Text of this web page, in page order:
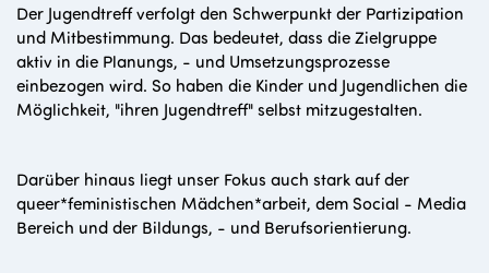
Der Jugendtreff verfolgt den Schwerpunkt der Partizipation
und Mitbestimmung. Das bedeutet, dass die Zielgruppe
aktiv in die Planungs, - und Umsetzungsprozesse
einbezogen wird. So haben die Kinder und Jugendlichen die
Möglichkeit, "ihren Jugendtreff" selbst mitzugestalten.
Darüber hinaus liegt unser Fokus auch stark auf der
queer*feministischen Mädchen*arbeit, dem Social - Media
Bereich und der Bildungs, - und Berufsorientierung.